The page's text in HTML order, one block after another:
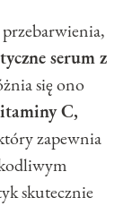
przebarwienia,
serum z
się ono
C,
zapewnia
skutecznie